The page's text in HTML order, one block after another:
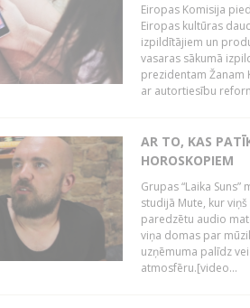
Eiropas Komisija
Eiropas kultūras
izpildītājiem un
vasaras sākumā
prezidentam Žanam
ar autortiesību
AR TO, KAS
HOROSKOPIEM
Grupas “Laika
studijā Mute, kur
paredzētu audio
viņa domas par
uzņēmuma palīdz
atmosfēru.[video...